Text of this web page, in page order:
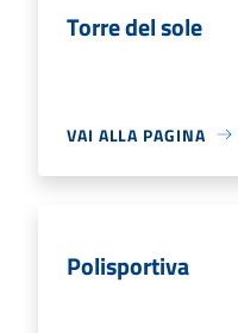
Torre del sole
VAI ALLA PAGINA
Polisportiva